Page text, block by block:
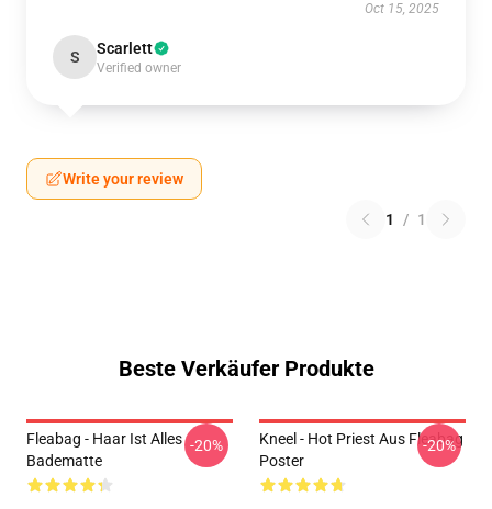
Oct 15, 2025
S Scarlett
Verified owner
Write your review
1 / 1
Beste Verkäufer Produkte
Fleabag - Haar Ist Alles
Badematte
-20%
Kneel - Hot Priest Aus Fleabag
Poster
-20%